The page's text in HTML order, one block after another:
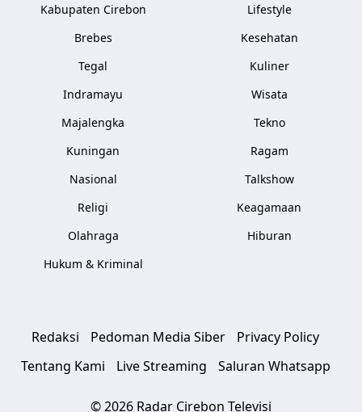
Kabupaten Cirebon
Brebes
Tegal
Indramayu
Majalengka
Kuningan
Nasional
Religi
Olahraga
Hukum & Kriminal
Lifestyle
Kesehatan
Kuliner
Wisata
Tekno
Ragam
Talkshow
Keagamaan
Hiburan
Redaksi Pedoman Media Siber
Privacy Policy
Tentang Kami
Live Streaming Saluran Whatsapp
© 2026 Radar Cirebon Televisi